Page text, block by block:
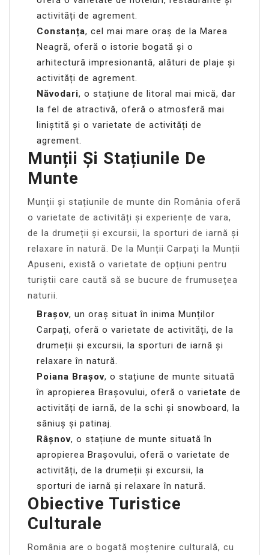
activități de agrement.
Constanța, cel mai mare oraș de la Marea
Neagră, oferă o istorie bogată și o
arhitectură impresionantă, alături de plaje și
activități de agrement.
Năvodari, o stațiune de litoral mai mică, dar
la fel de atractivă, oferă o atmosferă mai
liniștită și o varietate de activități de
agrement.
Munții Și Stațiunile De
Munte
Munții și stațiunile de munte din România oferă
o varietate de activități și experiențe de vara,
de la drumeții și excursii, la sporturi de iarnă și
relaxare în natură. De la Munții Carpați la Munții
Apuseni, există o varietate de opțiuni pentru
turiștii care caută să se bucure de frumusețea
naturii.
Brașov, un oraș situat în inima Munților
Carpați, oferă o varietate de activități, de la
drumeții și excursii, la sporturi de iarnă și
relaxare în natură.
Poiana Brașov, o stațiune de munte situată
în apropierea Brașovului, oferă o varietate de
activități de iarnă, de la schi și snowboard, la
săniuș și patinaj.
Râșnov, o stațiune de munte situată în
apropierea Brașovului, oferă o varietate de
activități, de la drumeții și excursii, la
sporturi de iarnă și relaxare în natură.
Obiective Turistice
Culturale
România are o bogată moștenire culturală, cu